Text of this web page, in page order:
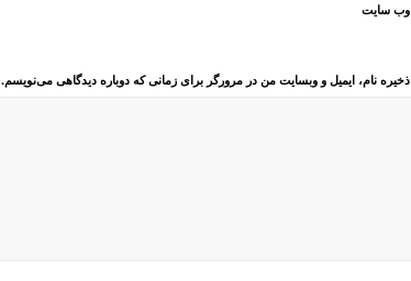
وب‌ سایت
ذخیره نام، ایمیل و وبسایت من در مرورگر برای زمانی که دوباره دیدگاهی می‌نویسم.